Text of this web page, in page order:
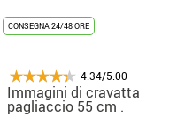
CONSEGNA 24/48 ORE
4.34/5.00
Immagini di cravatta
pagliaccio 55 cm .